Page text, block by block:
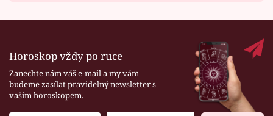
Horoskop vždy po ruce
Zanechte nám váš e-mail a my vám
budeme zasílat pravidelný newsletter s
vaším horoskopem.